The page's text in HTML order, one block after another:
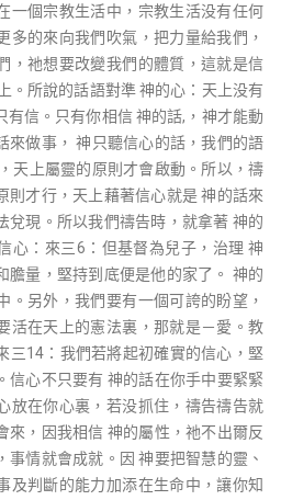
一個宗教生活中，宗教生活没有任何
多的來向我們吹氣，把力量給我們，
，祂想要改變我們的體質，這就是信
。所說的話語對準 神的心：天上没有
有信。只有你相信 神的話,，神才能動
來做事， 神只聽信心的話，我們的語
天上屬靈的原則才會啟動。所以，禱
則才行，天上藉著信心就是 神的話來
兌現。所以我們禱告時，就拿著 神的
心：來三6：但基督為兒子，治理 神
膽量，堅持到底便是他的家了。 神的
。另外，我們要有一個可誇的盼望，
活在天上的憲法裏，那就是－愛。教
三14：我們若將起初確實的信心，堅
信心不只要有 神的話在你手中要緊緊
放在你心裏，若没抓住，禱告禱告就
來，因我相信 神的屬性，祂不出爾反
情就會成就。因 神要把智慧的靈、
及判斷的能力加添在生命中，讓你知